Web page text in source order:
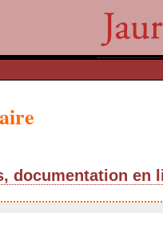
documentation en